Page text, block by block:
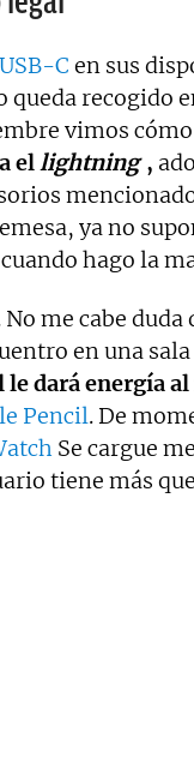
C en sus
queda recogido
vimos
ellightning,
ya no
hago la
me cabe
en una
dará energía al
Pencil. De
Se cargue
tiene más